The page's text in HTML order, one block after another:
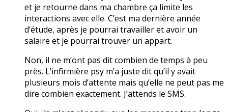
et je retourne dans ma chambre ça limite les
interactions avec elle. C’est ma dernière année
d’étude, après je pourrai travailler et avoir un
salaire et je pourrai trouver un appart.
Non, il ne m’ont pas dit combien de temps à peu
près. L’infirmière psy m’a juste dit qu’il y avait
plusieurs mois d’attente mais qu’elle ne peut pas me
dire combien exactement. J’attends le SMS.